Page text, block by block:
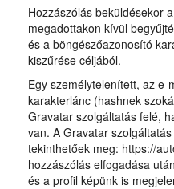
Hozzászólás beküldésekor
megadottakon kívül
és a böngészőazonosító
kiszűrése céljából.
Egy személytelenített, az
karakterlánc (hashnek
Gravatar szolgáltatás felé,
van. A Gravatar
tekinthetőek meg: https://
hozzászólás elfogadása
és a profil képünk is